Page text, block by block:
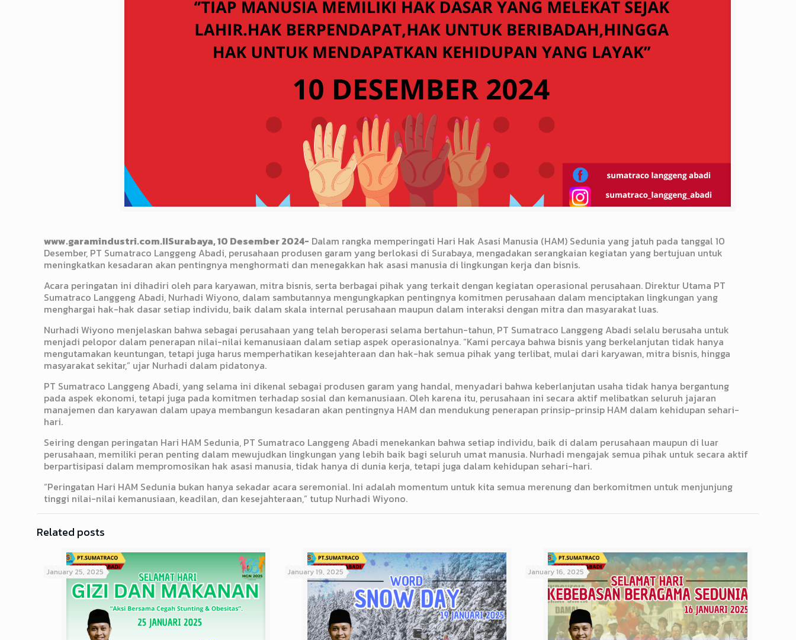
www.garamindustri.com.IISurabaya, 10 Desember 2024- Dalam rangka memperingati Hari Hak Asasi Manusia (HAM) Sedunia yang jatuh pada tanggal 10
Desember, PT Sumatraco Langgeng Abadi, perusahaan produsen garam yang berlokasi di Surabaya, mengadakan serangkaian kegiatan yang bertujuan untuk
meningkatkan kesadaran akan pentingnya menghormati dan menegakkan hak asasi manusia di lingkungan kerja dan bisnis.
Acara peringatan ini dihadiri oleh para karyawan, mitra bisnis, serta berbagai pihak yang terkait dengan kegiatan operasional perusahaan. Direktur Utama PT
Sumatraco Langgeng Abadi, Nurhadi Wiyono, dalam sambutannya mengungkapkan pentingnya komitmen perusahaan dalam menciptakan lingkungan yang
menghargai hak-hak dasar setiap individu, baik dalam skala internal perusahaan maupun dalam interaksi dengan mitra dan masyarakat luas.
Nurhadi Wiyono menjelaskan bahwa sebagai perusahaan yang telah beroperasi selama bertahun-tahun, PT Sumatraco Langgeng Abadi selalu berusaha untuk
menjadi pelopor dalam penerapan nilai-nilai kemanusiaan dalam setiap aspek operasionalnya. “Kami percaya bahwa bisnis yang berkelanjutan tidak hanya
mengutamakan keuntungan, tetapi juga harus memperhatikan kesejahteraan dan hak-hak semua pihak yang terlibat, mulai dari karyawan, mitra bisnis, hingga
masyarakat sekitar,” ujar Nurhadi dalam pidatonya.
PT Sumatraco Langgeng Abadi, yang selama ini dikenal sebagai produsen garam yang handal, menyadari bahwa keberlanjutan usaha tidak hanya bergantung
pada aspek ekonomi, tetapi juga pada komitmen terhadap sosial dan kemanusiaan. Oleh karena itu, perusahaan ini secara aktif melibatkan seluruh jajaran
manajemen dan karyawan dalam upaya membangun kesadaran akan pentingnya HAM dan mendukung penerapan prinsip-prinsip HAM dalam kehidupan sehari-
hari.
Seiring dengan peringatan Hari HAM Sedunia, PT Sumatraco Langgeng Abadi menekankan bahwa setiap individu, baik di dalam perusahaan maupun di luar
perusahaan, memiliki peran penting dalam mewujudkan lingkungan yang lebih baik bagi seluruh umat manusia. Nurhadi mengajak semua pihak untuk secara aktif
berpartisipasi dalam mempromosikan hak asasi manusia, tidak hanya di dunia kerja, tetapi juga dalam kehidupan sehari-hari.
“Peringatan Hari HAM Sedunia bukan hanya sekadar acara seremonial. Ini adalah momentum untuk kita semua merenung dan berkomitmen untuk menjunjung
tinggi nilai-nilai kemanusiaan, keadilan, dan kesejahteraan,” tutup Nurhadi Wiyono.
Related posts
January 25, 2025 January 19, 2025 January 16, 2025